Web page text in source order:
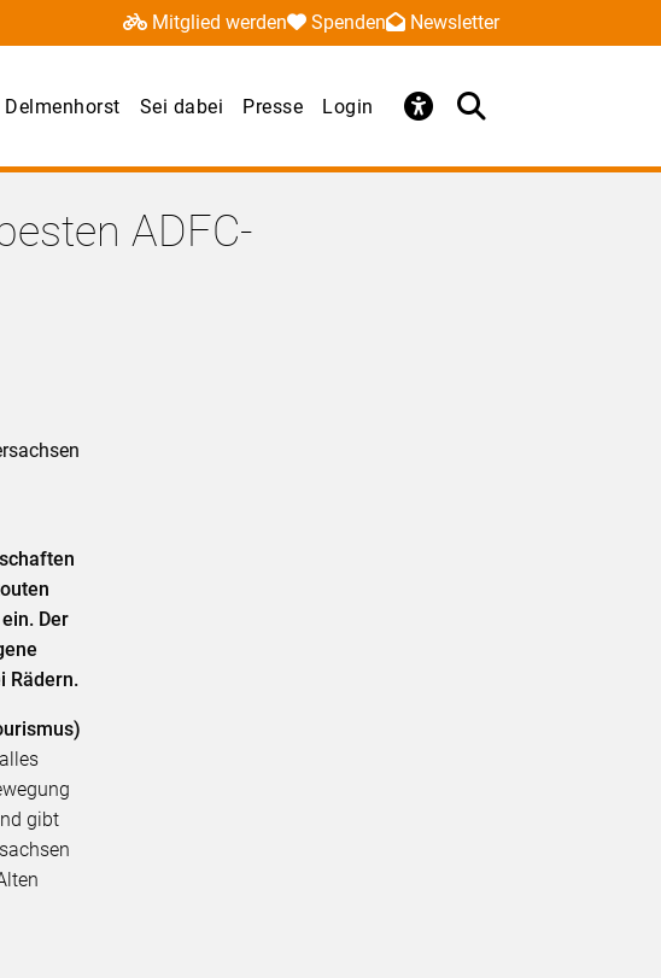
Mitglied werden Spenden Newsletter
Delmenhorst Sei dabei Presse Login
ADFC-
Der
Rädern.
gibt